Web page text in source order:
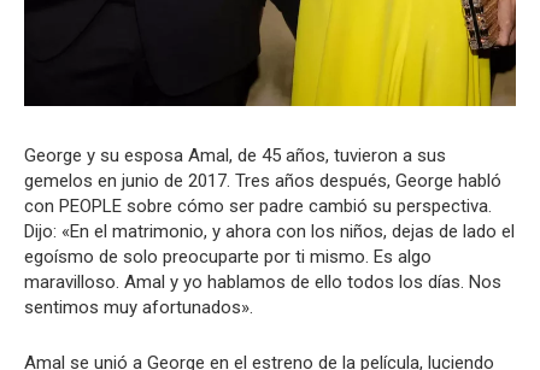
George y su esposa Amal, de 45 años, tuvieron a sus
gemelos en junio de 2017. Tres años después, George habló
con PEOPLE sobre cómo ser padre cambió su perspectiva.
Dijo: «En el matrimonio, y ahora con los niños, dejas de lado el
egoísmo de solo preocuparte por ti mismo. Es algo
maravilloso. Amal y yo hablamos de ello todos los días. Nos
sentimos muy afortunados».
Amal se unió a George en el estreno de la película, luciendo